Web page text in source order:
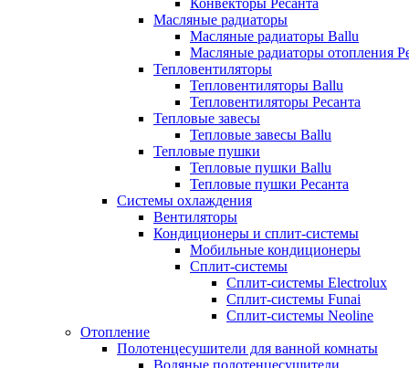
Конвекторы Ресанта
Масляные радиаторы
Масляные радиаторы Ballu
Масляные радиаторы отопления
Тепловентиляторы
Тепловентиляторы Ballu
Тепловентиляторы Ресанта
Тепловые завесы
Тепловые завесы Ballu
Тепловые пушки
Тепловые пушки Ballu
Тепловые пушки Ресанта
Системы охлаждения
Вентиляторы
Кондиционеры и сплит-системы
Мобильные кондиционеры
Сплит-системы
Сплит-системы Electrolux
Сплит-системы Funai
Сплит-системы Neoline
Отопление
Полотенцесушители для ванной комнаты